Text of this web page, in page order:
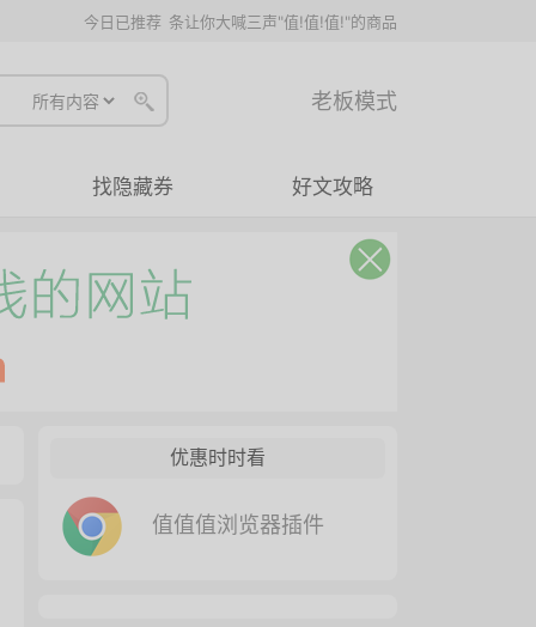
今日已推荐 条让你大喊三声"值!值!值!"的商品
老板模式
找隐藏券 好文攻略
优惠时时看
值值值浏览器插件